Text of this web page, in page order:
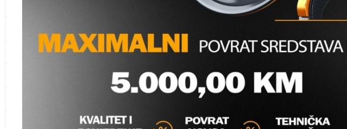
SPOJNI ELEMENTI
CIJEVI ZA ZAŠTITU KABLOVA
KLUDI SIFON ZA UMIVAONIK NIKLOVANI S
PILETOM;S BOCOM
Vodomaterijal,Sifoni i nastavci
Molimo vas prijavite se
UNITAS